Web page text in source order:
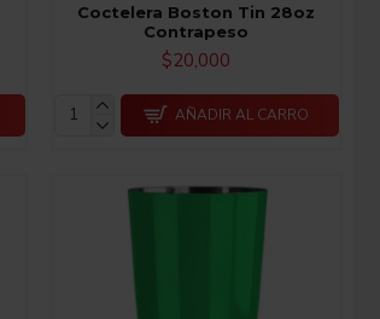
Coctelera Boston Tin 28oz
Contrapeso
$20,000
AÑADIR AL CARRO